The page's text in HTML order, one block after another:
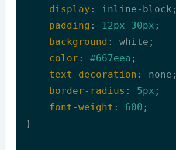
display : inline-block;
padding : 12px 30px ;
background : white;
color : #667eea ;
text-decoration : none;
border-radius : 5px ;
font-weight : 600 ;
}